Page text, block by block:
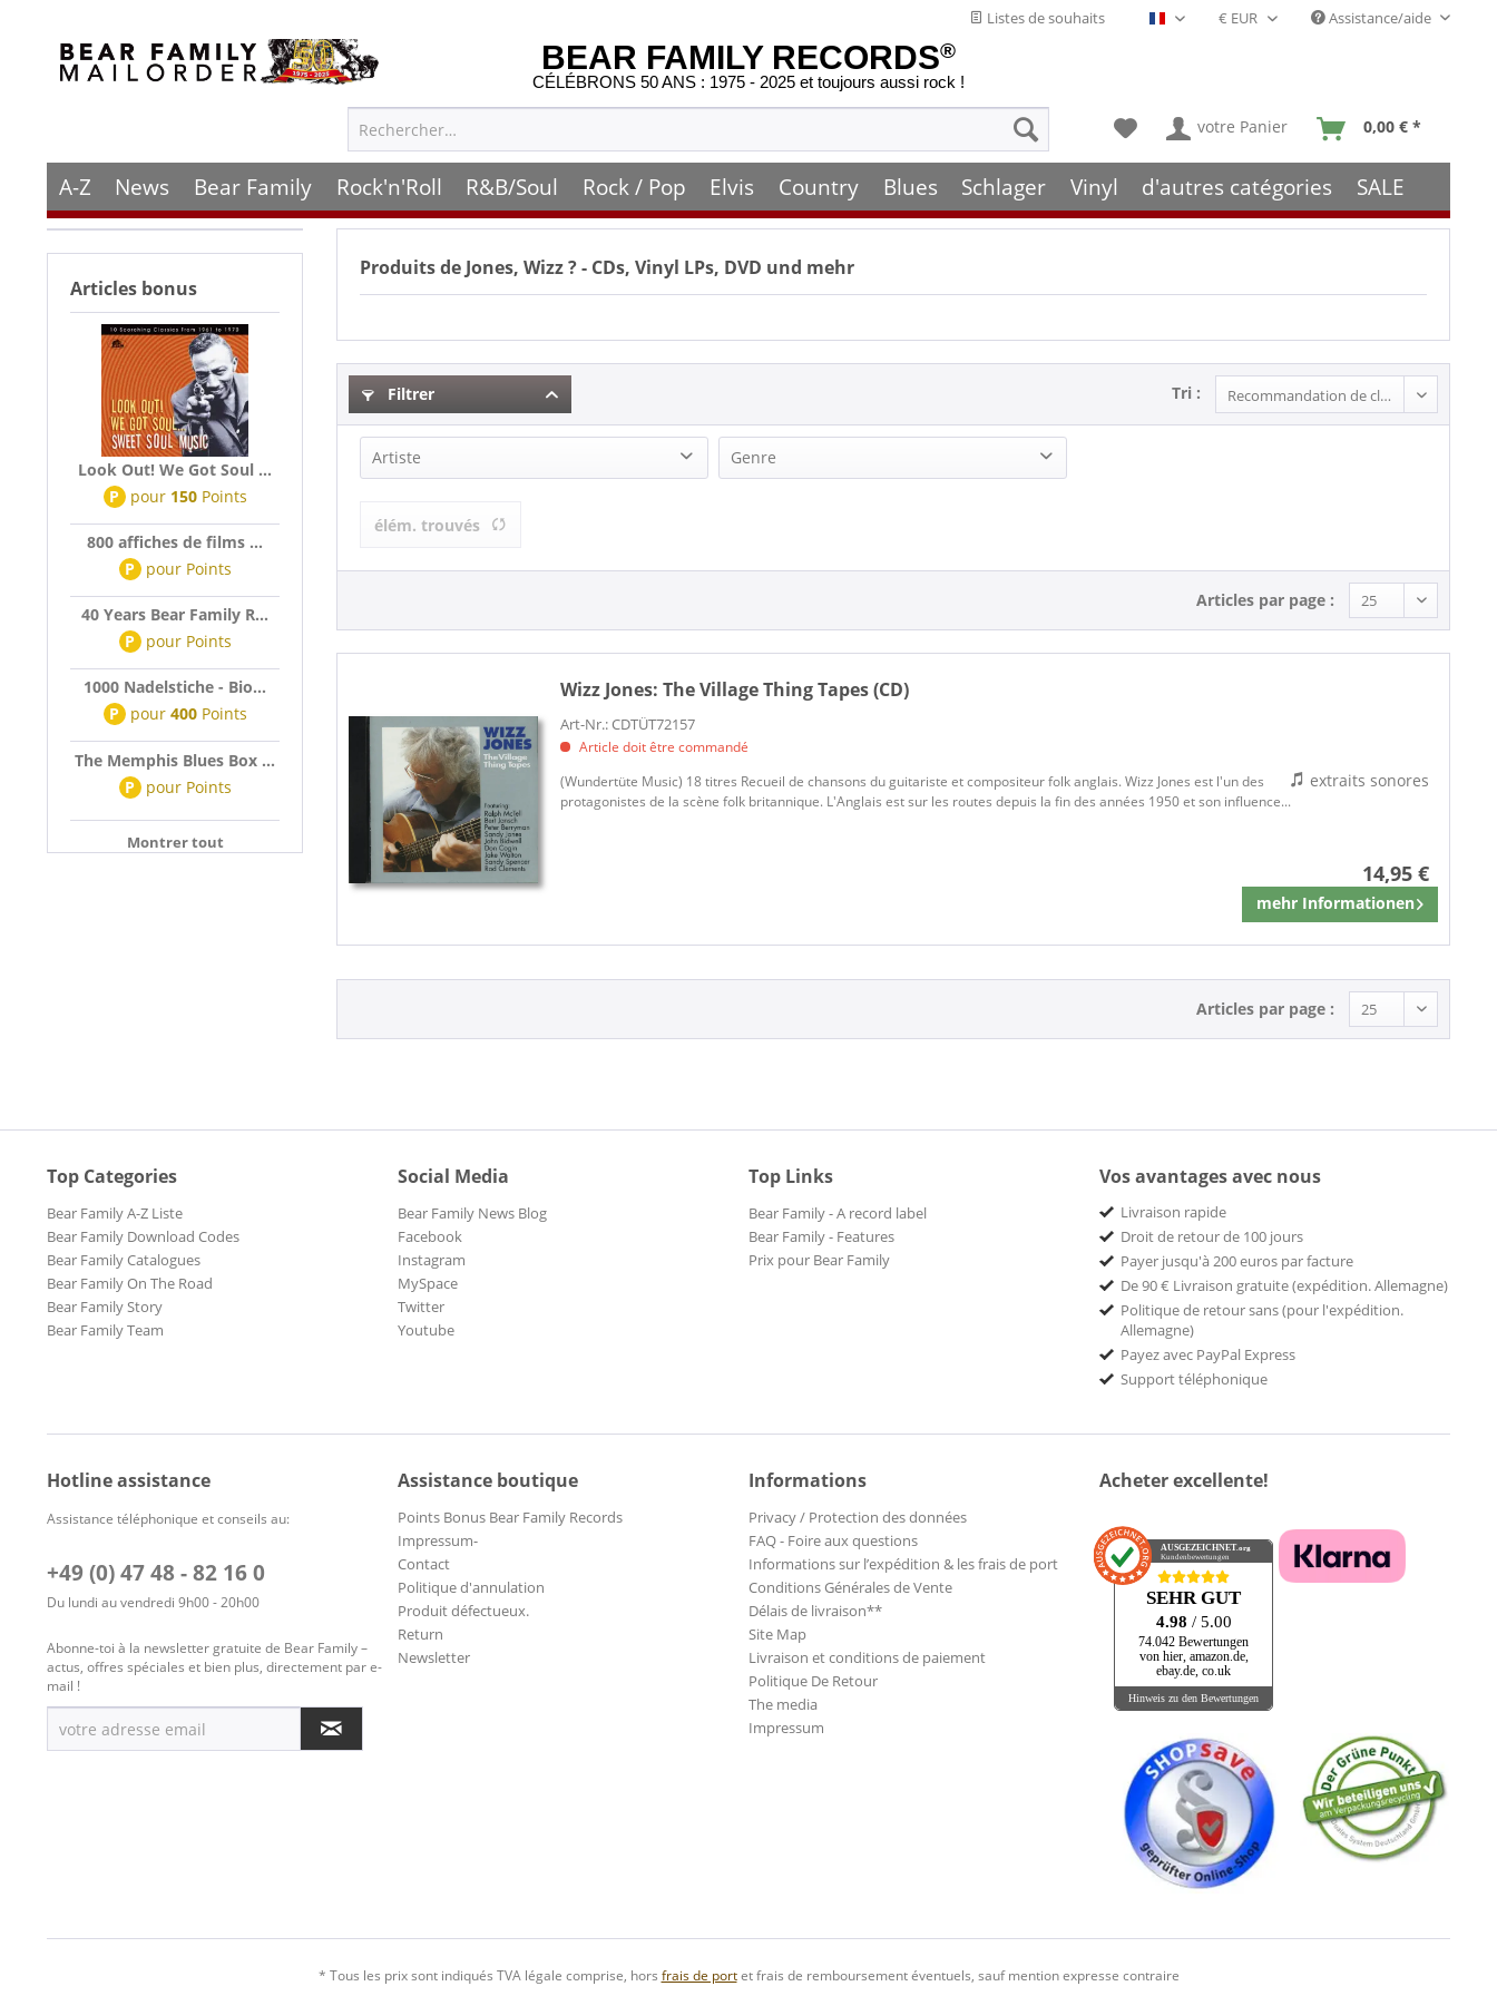
Listes de souhaits Français- FR Assistance/aide
BEAR FAMILY RECORDS®
CÉLÉBRONS 50 ANS : 1975 - 2025 et toujours aussi rock !
votre Panier 0,00 € *
A-Z News Bear Family Rock'n'Roll R&B/Soul Rock / Pop Elvis Country Blues Schlager Vinyl d'autres catégories SALE
Articles bonus
Look Out! We Got Soul ...
P pour 150Points
800 affiches de films ...
P pour Points
40 Years Bear Family R...
P pour Points
1000 Nadelstiche - Bio...
P pour 400Points
The Memphis Blues Box ...
P pour Points
Montrer tout
Produits de Jones, Wizz? - CDs, Vinyl LPs, DVD und mehr
Filtrer Tri :
Artiste Genre
élém. trouvés
Articles par page :
Wizz Jones:The Village Thing Tapes (CD)
Art-Nr.: CDTÜT72157
Article doit être commandé
(Wundertüte Music) 18 titres Recueil de chansons du guitariste et compositeur folk anglais. Wizz Jones est l'un des
protagonistes de la scène folk britannique. L'Anglais est sur les routes depuis la fin des années 1950 et son influence...
14,95 €
mehr Informationen
Mémoriser
extraits sonores
Articles par page :
Top Categories
Bear Family A-Z Liste
Bear Family Download Codes
Bear Family Catalogues
Bear Family On The Road
Bear Family Story
Bear Family Team
Social Media
Bear Family News Blog
Facebook
Instagram
MySpace
Twitter
Youtube
Top Links
Bear Family - A record label
Bear Family - Features
Prix pour Bear Family
Vos avantages avec nous
Livraison rapide
Droit de retour de 100 jours
Payer jusqu'à 200 euros par facture
De 90 € Livraison gratuite (expédition. Allemagne)
Politique de retour sans (pour l'expédition.
Allemagne)
Payez avec PayPal Express
Support téléphonique
Hotline assistance
Assistance téléphonique et conseils au:
+49 (0) 47 48 - 82 16 0
Du lundi au vendredi 9h00 - 20h00
Abonne-toi à la newsletter gratuite de Bear Family –
actus, offres spéciales et bien plus, directement par e-
mail !
Assistance boutique
Points Bonus Bear Family Records
Impressum-
Contact
Politique d'annulation
Produit défectueux.
Return
Newsletter
Informations
Privacy / Protection des données
FAQ - Foire aux questions
Informations sur l’expédition & les frais de port
Conditions Générales de Vente
Délais de livraison**
Site Map
Livraison et conditions de paiement
Politique De Retour
The media
Impressum
Acheter excellente!
AUSGEZEICHNET .org
Kundenbewertungen
SEHR GUT
4.98 / 5.00
74.042 Bewertungen
von hier, amazon.de,
ebay.de, co.uk
Hinweis zu den Bewertungen
* Tous les prix sont indiqués TVA légale comprise, hors frais de portet frais de remboursement éventuels, sauf mention expresse contraire